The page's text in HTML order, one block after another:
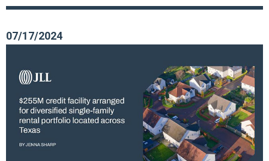
07/17/2024